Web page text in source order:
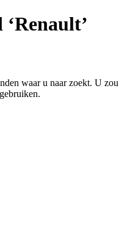
waar u naar zoekt. U zou